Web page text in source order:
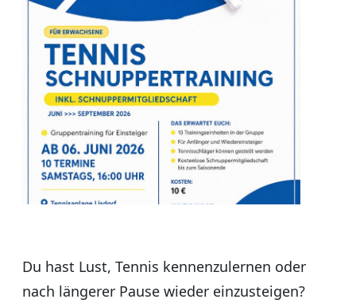
Du hast Lust, Tennis kennenzulernen oder
nach längerer Pause wieder einzusteigen?